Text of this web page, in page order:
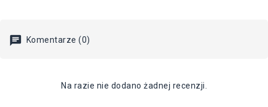
Komentarze (0)
Na razie nie dodano żadnej recenzji.